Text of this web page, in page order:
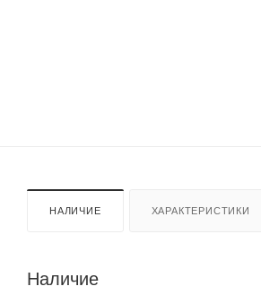
НАЛИЧИЕ ХАРАКТЕРИСТИКИ
Наличие